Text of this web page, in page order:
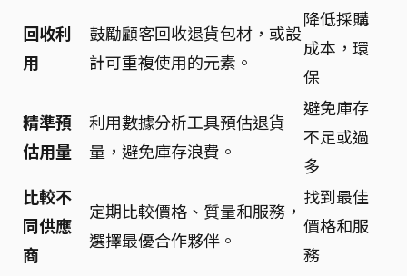
回收利
用
鼓勵顧客回收退貨包材，或設
計可重複使用的元素。
降低採購
成本，環
保
精準預
估用量
利用數據分析工具預估退貨
量，避免庫存浪費。
避免庫存
不足或過
多
比較不
同供應
商
定期比較價格、質量和服務，
選擇最優合作夥伴。
找到最佳
價格和服
務